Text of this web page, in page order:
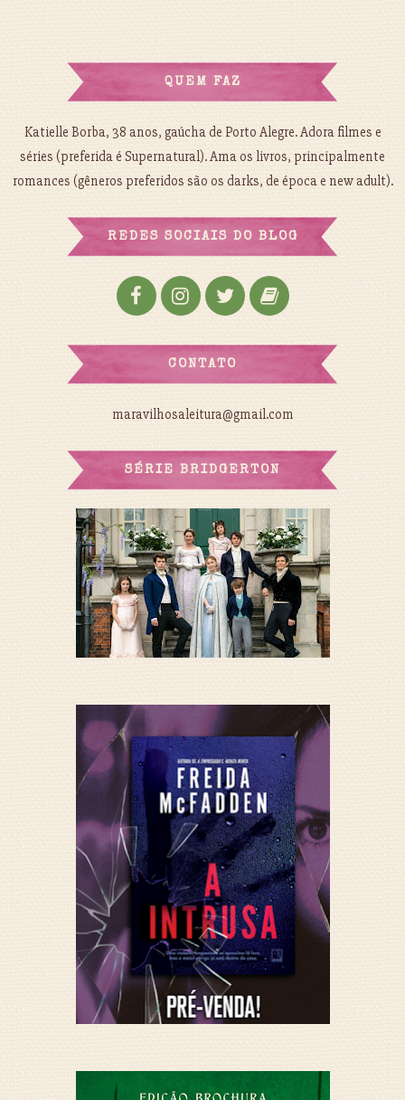
QUEM FAZ
Katielle Borba, 38 anos, gaúcha de Porto Alegre. Adora filmes e
séries (preferida é Supernatural). Ama os livros, principalmente
romances (gêneros preferidos são os darks, de época e new adult).
REDES SOCIAIS DO BLOG
CONTATO
maravilhosaleitura@gmail.com
SÉRIE BRIDGERTON